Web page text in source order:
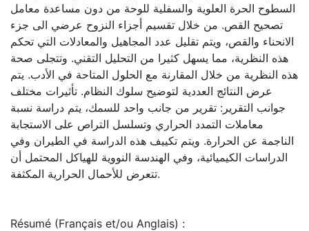
السطوح الحرة العلوية والسفلية للوحة من دون مساعدة معامل
تصحيح القص. من خلال تقسيم أجزاء النزوح عرضي الى جزء
الانحناء والقص، ويتم تقليل عدد المجاهيل والمعادلات التي تحكم
هذه النظرية، مما يسهل كثيرا من التحليل التقني. وتتجلى صحة
هذه النظرية من خلال المقارنة مع الحلول المتاحة في الأدب. يتم
عرض النتائج العددية لتوضيح سلوك النظام. تأثيرات مختلف
جوانب التقرير: تقرير من جانب واحد للسمك، يتم دراسة نسبة
معاملات التمدد الحراري وتسلسل التراص على الاستجابة
الناجمة عن الحرارة. ويتم تكييف هذه الدراسة في الطيران وفي
الدراسات الكيميائية، وفي الهندسة النووية للهياكل المحتمل أن
تتعرض للأحمال الحرارية المكثفة.
Résumé (Français et/ou Anglais) :